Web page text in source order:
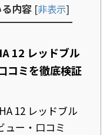
内容 [非表示]
12 レッドブル
コミを徹底検証
12 レッドブル
ュー・口コミ